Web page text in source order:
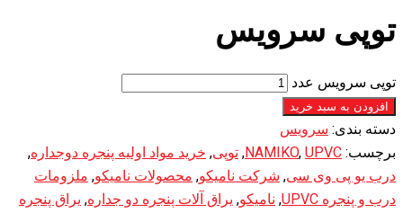
توپی سرویس
توپی سرویس عدد
افزودن به سبد خرید
دسته بندی: سرویس
برچسب:
NAMIKO, UPVC
, توپی, خرید مواد اولیه پنجره دوجداره,
درب یو پی وی سی, شرکت نامیکو, محصولات نامیکو, ملزومات
درب و پنجره UPVC
, نامیکو, یراق آلات پنجره دو جداره, یراق پنجره